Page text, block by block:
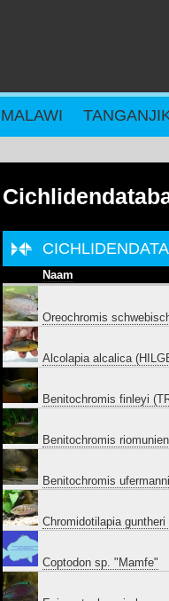
MALAWI
Naam
Oreochromis
Alcolapia alcalica
Benitochromis finleyi
Benitochromis
Benitochromis
Chromidotilapia
Coptodon sp. "Mamfe"